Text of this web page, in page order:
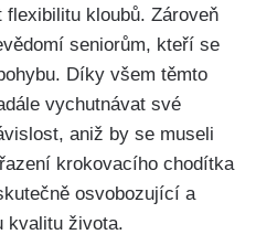
kloubů. Zároveň
seniorům, kteří se
Díky všem těmto
vychutnávat své
aniž by se museli
krokovacího chodítka
osvobozující a
kvalitu života.